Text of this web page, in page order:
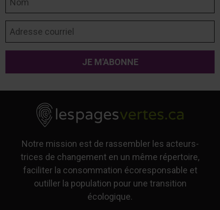
Notre mission est de rassembler les acteurs-
trices de changement en un même répertoire,
faciliter la consommation écoresponsable et
outiller la population pour une transition
écologique.